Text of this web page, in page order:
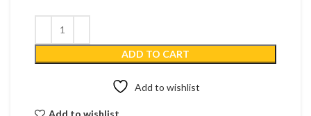
ADD TO CART
Add to wishlist